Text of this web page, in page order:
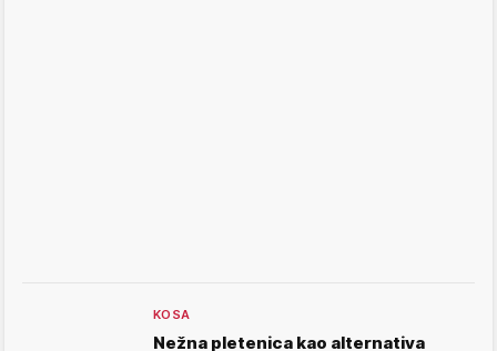
KOSA
Nežna pletenica kao alternativa